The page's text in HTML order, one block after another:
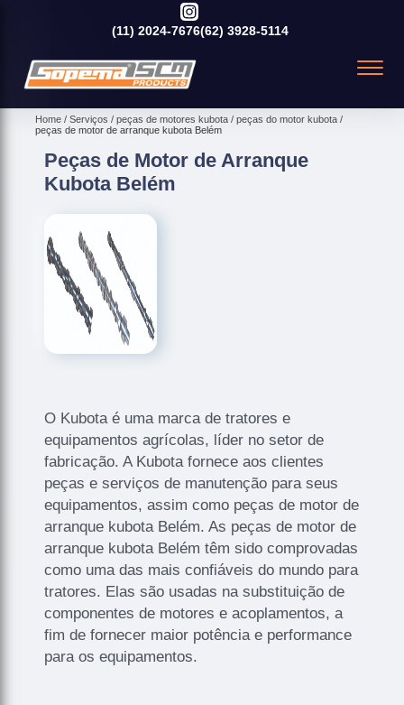
(11) 2024-7676(62) 3928-5114
Home Serviços peças de motores kubota
peças do motor kubota
peças de motor de arranque kubota Belém
Peças de Motor de Arranque
Kubota Belém
O Kubota é uma marca de tratores e
equipamentos agrícolas, líder no setor de
fabricação. A Kubota fornece aos clientes
peças e serviços de manutenção para seus
equipamentos, assim como peças de motor de
arranque kubota Belém. As peças de motor de
arranque kubota Belém têm sido comprovadas
como uma das mais confiáveis do mundo para
tratores. Elas são usadas na substituição de
componentes de motores e acoplamentos, a
fim de fornecer maior potência e performance
para os equipamentos.